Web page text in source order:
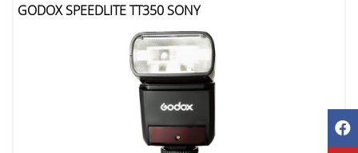
GODOX SPEEDLITE TT350 SONY